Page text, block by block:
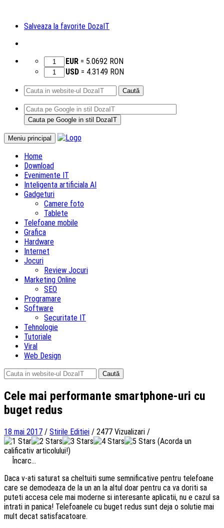
Salveaza la favorite DozaIT
EUR = 5.0692 RON
USD = 4.3149 RON
Caută
după:
Meniu principal
Sari
Home
Download
Evenimente IT
Inteligenta artificiala AI
Gadgeturi
Camere foto
Tablete
Telefoane mobile
Grafica
Hardware
Internet
Jocuri
Review Jocuri
Marketing Online
SEO
Programare
Software
Securitate IT
Tehnologie
Tutoriale
Viral
Web Design
Caută
după:
Cele mai performante smartphone-uri cu
buget redus
18 mai 2017 / Stirile Editiei / 2477 Vizualizari /
(Acorda un
calificativ articolului!)
Încarc...
Daca v-ati saturat sa cheltuiti sume semnificative pentru telefoane
care se demodeaza de la un an la altul doar pentru ca va doriti sa
puteti accesa cele mai moderne si interesante aplicatii, nu e cazul sa
intrati in panica! Telefoanele cu buget redus sunt deja o solutie mai
mult decat satisfacatoare.